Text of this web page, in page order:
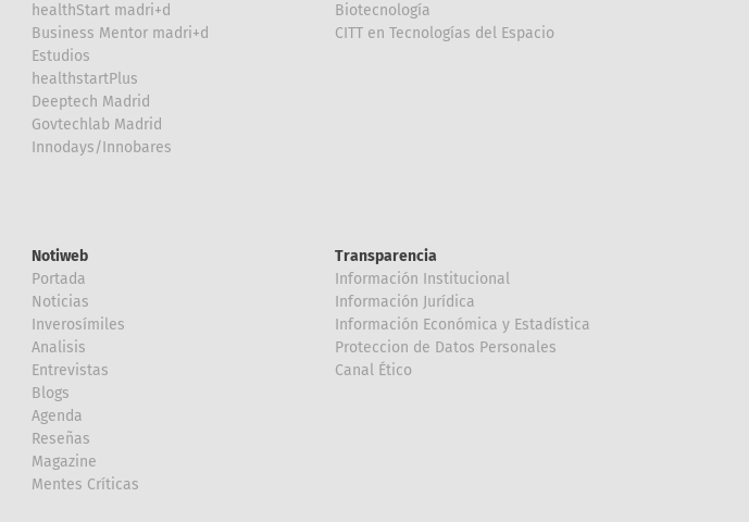
healthStart madri+d
Business Mentor madri+d
Estudios
healthstartPlus
Deeptech Madrid
Govtechlab Madrid
Innodays/Innobares
Biotecnología
CITT en Tecnologías del Espacio
Notiweb
Portada
Noticias
Inverosímiles
Analisis
Entrevistas
Blogs
Agenda
Reseñas
Magazine
Mentes Críticas
Transparencia
Información Institucional
Información Jurídica
Información Económica y Estadística
Proteccion de Datos Personales
Canal Ético